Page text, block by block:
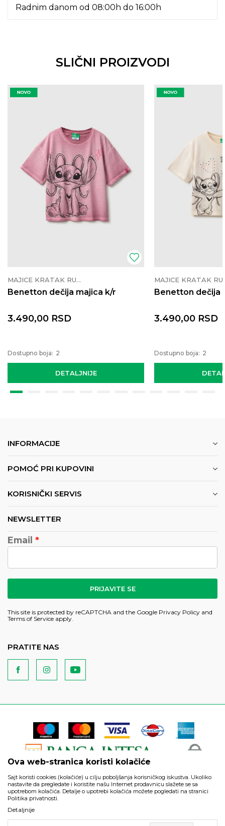
Radnim danom od 08:00h do 16:00h
SLIČNI PROIZVODI
MAJICE KRATAK RUKAV
Benetton dečija majica k/r
DETALJNIJE
3.490,00 RSD
Dostupno boja: 2
Benetton dečija
3.490,00 RSD
Dostupno boja: 2
INFORMACIJE
POMOĆ PRI KUPOVINI
KORISNIČKI SERVIS
NEWSLETTER
Email
PRIJAVITE SE
This site is protected by reCAPTCHA and the Google Privacy Policy and
Terms of Service apply.
PRATITE NAS
artikli prikazani na sajtu su deo naše ponude i ne podrazumeva
da su dostupni u svakom trenutku.
Ova web-stranica koristi kolačiće
Sajt koristi cookies (kolačiće) u cilju poboljšanja korisničkog iskustva. Ukoliko
nastavite da pregledate i koristite našu Internet prodavnicu slažete se sa
upotrebom kolačića. Detalje o upotrebi kolačića možete pogledati na stranici
Politika privatnosti.
Detaljnije